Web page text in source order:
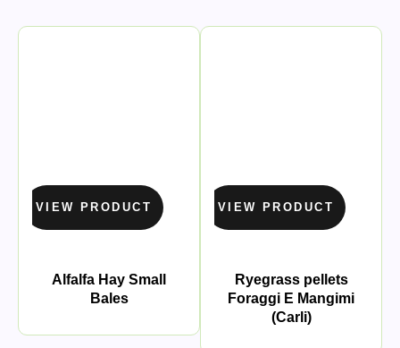
VIEW PRODUCT
Ryegrass pellets
Foraggi E Mangimi
(Carli)
VIEW PRODUCT
Alfalfa Hay Small
Bales